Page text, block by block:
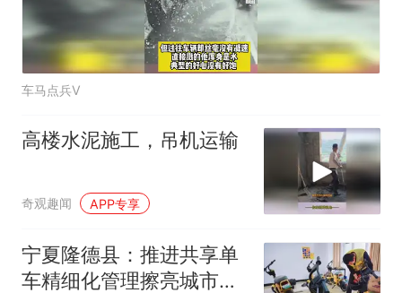
车马点兵V
高楼水泥施工，吊机运输
奇观趣闻 APP专享
宁夏隆德县：推进共享单
车精细化管理擦亮城市文